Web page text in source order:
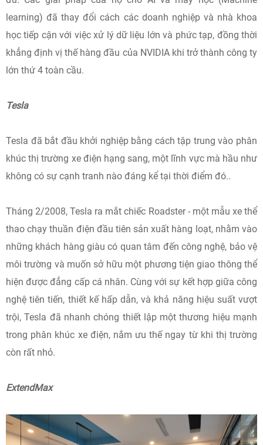
learning) đã thay đổi cách các doanh nghiệp và nhà khoa
học tiếp cận với việc xử lý dữ liệu lớn và phức tạp, đồng thời
khẳng định vị thế hàng đầu của NVIDIA khi trở thành công ty
lớn thứ 4 toàn cầu.
Tesla
Tesla đã bắt đầu khởi nghiệp bằng cách tập trung vào phân
khúc thị trường xe điện hạng sang, một lĩnh vực mà hầu như
không có sự cạnh tranh nào đáng kể tại thời điểm đó..
Tháng 2/2008, Tesla ra mắt chiếc Roadster - một mẫu xe thể
thao chạy thuần điện đầu tiên sản xuất hàng loạt, nhằm vào
những khách hàng giàu có quan tâm đến công nghệ, bảo vệ
môi trường và muốn sở hữu một phương tiện giao thông thể
hiện được đẳng cấp cá nhân. Cùng với sự kết hợp giữa công
nghệ tiên tiến, thiết kế hấp dẫn, và khả năng hiệu suất vượt
trội, Tesla đã nhanh chóng thiết lập một thương hiệu mạnh
trong phân khúc xe điện, nắm ưu thế ngay từ khi thị trường
còn rất nhỏ.
ExtendMax